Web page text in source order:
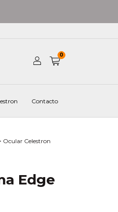
0
Contacto
Ocular Celestron
Edge